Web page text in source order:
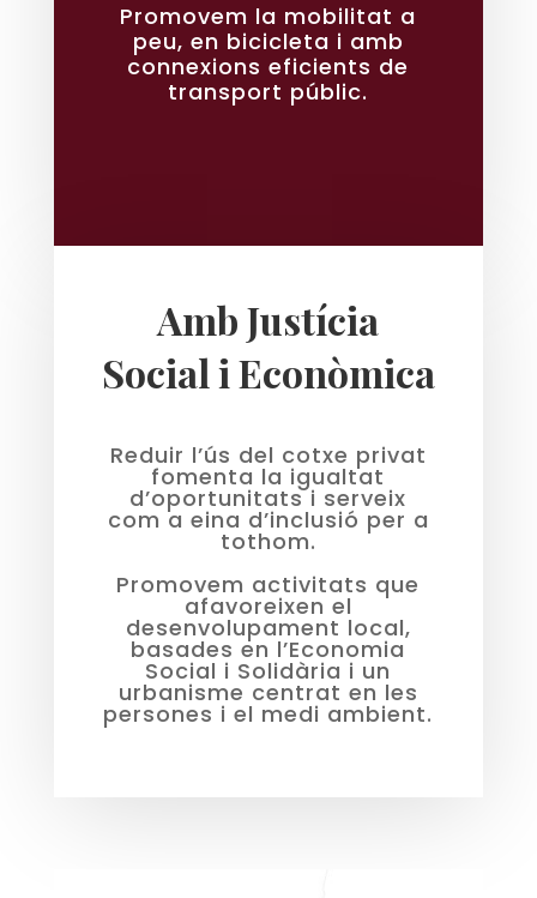
Promovem la mobilitat a
peu, en bicicleta i amb
connexions eficients de
transport públic.
Amb Justícia
Social i Econòmica
Reduir l’ús del cotxe privat
fomenta la igualtat
d’oportunitats i serveix
com a eina d’inclusió per a
tothom.
Promovem activitats que
afavoreixen el
desenvolupament local,
basades en l’Economia
Social i Solidària i un
urbanisme centrat en les
persones i el medi ambient.